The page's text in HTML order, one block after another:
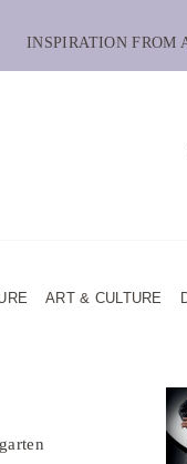
INSPIRATION FROM
ART & CULTURE